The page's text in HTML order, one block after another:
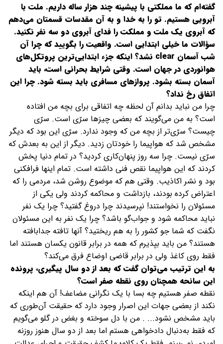
گفته‌ام که ما مملکتی با پیشینه چند هزار ساله داریم. ملت با
آبرویی هستیم. تو را به خدا و به آن مقدسات قسمتان می‌دهم
که آبروی یک ملت و مملکت را فدای آبروی دو سه نفر نکنید.
سؤالات ما خیلی ابتدایی است. واقعیت را بگویید که چرا آن
شب آسمان clear نشد؟ اینکه جزء ابتدایی‌ترین پروتکل‌های
هوانوردی در جهان است. وقتی شرایط بحرانی است، باید
آسمان بسته بشود. پروازهای مسافری باید بسته شود. چرا این
اتفاق رخ نداد؟
چرا من نباید بدانم آن لحظه چه اتفاقی برای بچه من افتاده
است؟ به من می‌گویند که بعضی چیزها سرّی است. سرّی
چیست؟ سرّی‌تر از بچه من که وجود ندارد. سرّی این بود که دیگر
مشخص شد که هواپیما را خودتان زدید. دیگر از این به بعدش که
سرّی نیست. چرا سه روز پنهان‌کاری کردید؟ در تمام دنیا پخش
کردند که این هواپیما نقص فنی داشته است. تمام اینها فرافکنی
بود و نشر اکاذیب. وقتی هم که موضوع روشن شد، مردمی را که
اعتراض کرده بودند، بازداشت و محاکمه کردند ولی یکی از
مسئولان را نخواستند! نپرسیدند چرا دروغ گفتید؟ چرا یک نفر
نباید محاکمه شود و جواب‌گو باشد؟ چرا یک نفر به این مسئولان
نگفت که شما جو کشور را به هم ریختید؟ آنها تافته جدابافته
هستند؟ من باید بپذیرم که همه در برابر قانون یکسان هستند اما
فقط روی کاغذ ولی در برابر قاضی اوضاع فرق می‌کند؟
به این ترتیب می‌توان گفت که بعد از دو سال پیگیری، پرونده
این سانحه همچنان روی نقطه صفر است؟
نقطه صفر هستیم چه بسا با یک نگرانی مضاعف! آن هم اینکه
نکند از بعضی جهات این اصرار وجود دارد که حقیقت آن‌طوری که
باید مشخص نشود... . من با دل سوخته و بغض در گلو می‌گویم
که فقط به‌دنبال دادخواهی هستم اما بعد از دو سال هنوز روزنه